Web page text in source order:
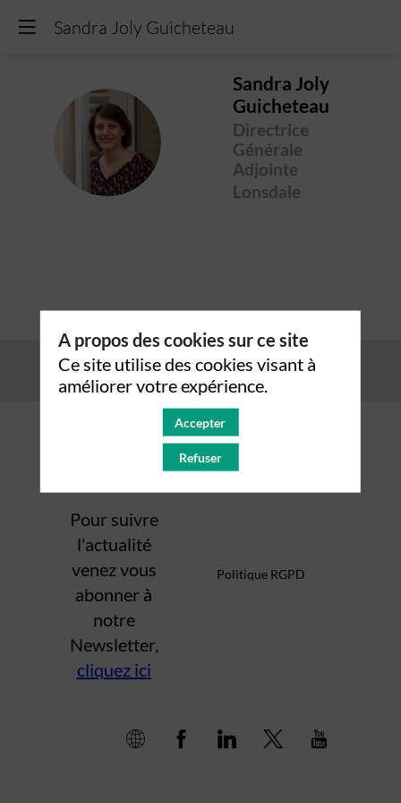
Sandra Joly Guicheteau
SJG
Sandra Joly
Guicheteau
Directrice
Générale
Adjointe
Lonsdale
Pour suivre
l'actualité
venez vous
abonner à
notre
Newsletter,
cliquez ici
Mentions légales
Politique RGPD
A propos des cookies sur ce site
Ce site utilise des cookies visant à
améliorer votre expérience.
Accepter
Refuser